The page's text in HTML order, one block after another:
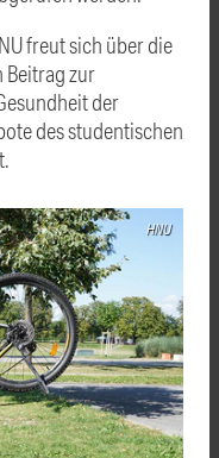
freut sich über die
Beitrag zur
der
des studentischen
HNU